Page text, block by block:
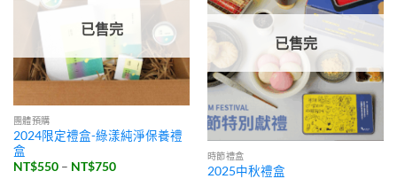
已售完
團體預購
2024限定禮盒-綠漾純淨保養禮
盒
NT$550 – NT$750價
已售完
時節禮盒
2025中秋禮盒